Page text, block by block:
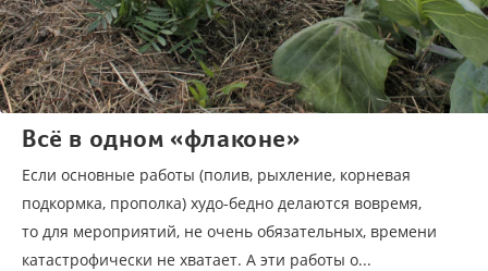
Всё в одном «флаконе»
Если основные работы (полив, рыхление, корневая
подкормка, прополка) худо-бедно делаются вовремя,
то для мероприятий, не очень обязательных, времени
катастрофически не хватает. А эти работы о...